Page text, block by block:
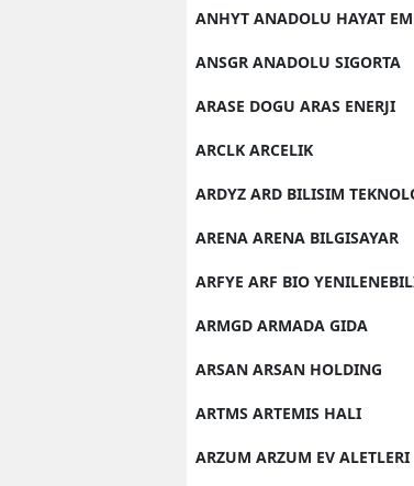
ANHYT ANADOLU HAYAT
ANSGR ANADOLU SIGORTA
ARASE DOGU ARAS ENERJI
ARCLK ARCELIK
ARDYZ ARD BILISIM
ARENA ARENA BILGISAYAR
ARFYE ARF BIO
ARMGD ARMADA GIDA
ARSAN ARSAN HOLDING
ARTMS ARTEMIS HALI
ARZUM ARZUM EV ALETLERI